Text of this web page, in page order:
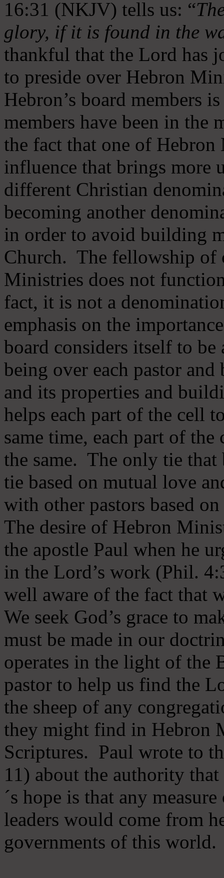
16:31 (NKJV) tells us: “
glory, if it is found in the
thankful that the Lord has
to preside over Hebron
Hebron’s board members
members have been in
the fact that one of
influence that brings more
different Christian
becoming another
in order to avoid building
Church. The fellowship of
Ministries does not
fact, it is not a
emphasis on the
board considers itself to be
being over each pastor
and its properties and
helps each part of the cell
same time, each part of
the same. The only tie that
tie based on mutual love
with other pastors based
The desire of Hebron
the apostle Paul when he
in the Lord’s work (Phil.
well aware of the fact that
We seek God’s grace to
must be made in our
operates in the light of the
pastor to help us find the
the sheep of any
they might find in Hebron
Scriptures. Paul wrote to
11) about the authority
´s hope is that any
leaders would come from
governments of this world.